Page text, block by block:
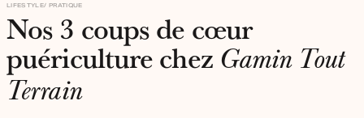
LIFESTYLE PRATIQUE
Nos 3 coups de cœur
puériculture chez Gamin Tout
Terrain